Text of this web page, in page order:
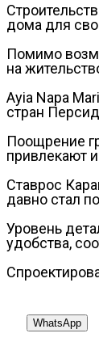
дома для
Помимо
на
Ayia Napa
стран
Поощрение
привлекают
Ставрос
давно стал
Уровень
удобства,
WhatsApp